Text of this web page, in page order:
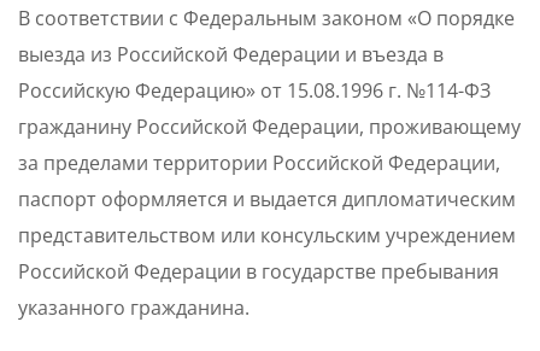
В соответствии с Федеральным законом «О порядке
выезда из Российской Федерации и въезда в
Российскую Федерацию» от 15.08.1996 г. №114-ФЗ
гражданину Российской Федерации, проживающему
за пределами территории Российской Федерации,
паспорт оформляется и выдается дипломатическим
представительством или консульским учреждением
Российской Федерации в государстве пребывания
указанного гражданина.